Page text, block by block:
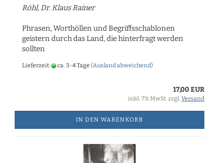
Röhl, Dr. Klaus Rainer
Phrasen, Worthöllen und Begriffsschablonen
geistern durch das Land, die hinterfragt werden
sollten
Lieferzeit: ca. 3-4 Tage (Ausland abweichend)
17,00 EUR
inkl. 7% MwSt. zzgl. Versand
IN DEN WARENKORB